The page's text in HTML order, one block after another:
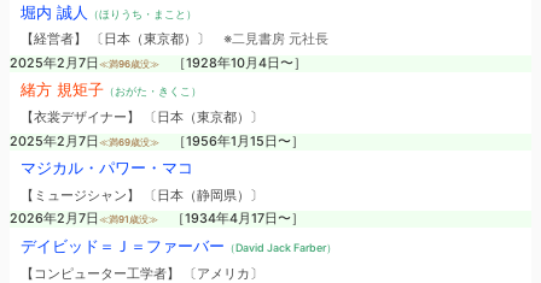
堀内 誠人 （ほりうち・まこと）
【経営者】 〔日本（東京都）〕 ※二見書房 元社長
2025年2月7日 ≪満96歳没≫ ［1928年10月4日〜］
緒方 規矩子（おがた・きくこ）
【衣裳デザイナー】 〔日本（東京都）〕
2025年2月7日 ≪満69歳没≫ ［1956年1月15日〜］
マジカル・パワー・マコ
【ミュージシャン】 〔日本（静岡県）〕
2026年2月7日 ≪満91歳没≫ ［1934年4月17日〜］
デイビッド＝Ｊ＝ファーバー （David Jack Farber）
【コンピューター工学者】 〔アメリカ〕